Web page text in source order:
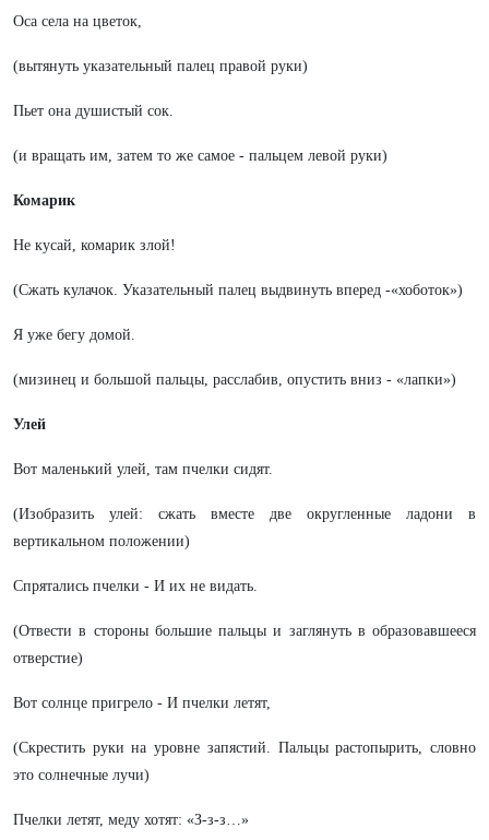
Оса села на цветок,
(вытянуть указательный палец правой руки)
Пьет она душистый сок.
(и вращать им, затем то же самое - пальцем левой руки)
Комарик
Не кусай, комарик злой!
(Сжать кулачок. Указательный палец выдвинуть вперед -«хоботок»)
Я уже бегу домой.
(мизинец и большой пальцы, расслабив, опустить вниз - «лапки»)
Улей
Вот маленький улей, там пчелки сидят.
(Изобразить улей: сжать вместе две округленные ладони в
вертикальном положении)
Спрятались пчелки - И их не видать.
(Отвести в стороны большие пальцы и заглянуть в образовавшееся
отверстие)
Вот солнце пригрело - И пчелки летят,
(Скрестить руки на уровне запястий. Пальцы растопырить, словно
это солнечные лучи)
Пчелки летят, меду хотят: «З-з-з…»